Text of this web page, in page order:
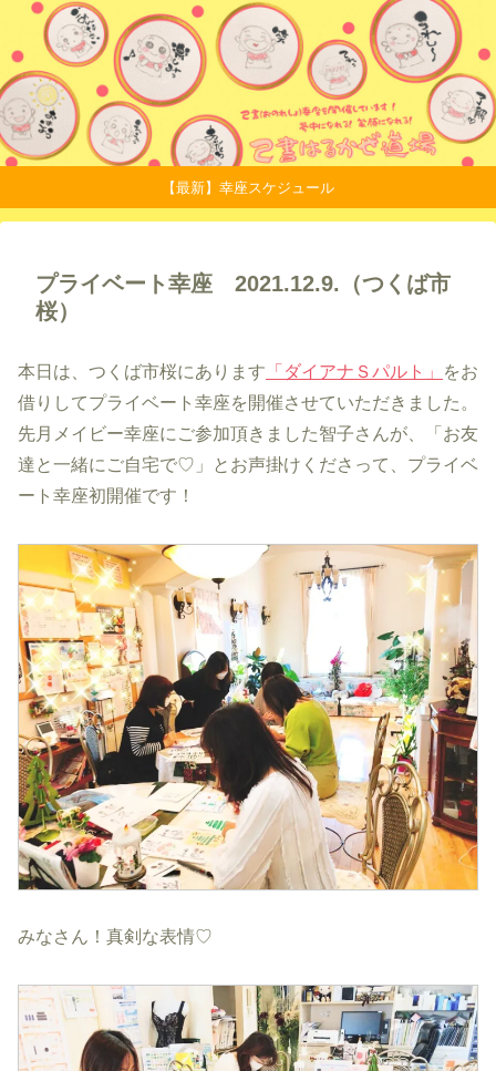
【最新】幸座スケジュール
プライベート幸座 2021.12.9.（つくば市
桜）
本日は、つくば市桜にあります 「ダイアナＳパルト」
をお
借りしてプライベート幸座を開催させていただきました。
先月メイビー幸座にご参加頂きました智子さんが、「お友
達と一緒にご自宅で♡」とお声掛けくださって、プライベ
ート幸座初開催です！
みなさん！真剣な表情♡